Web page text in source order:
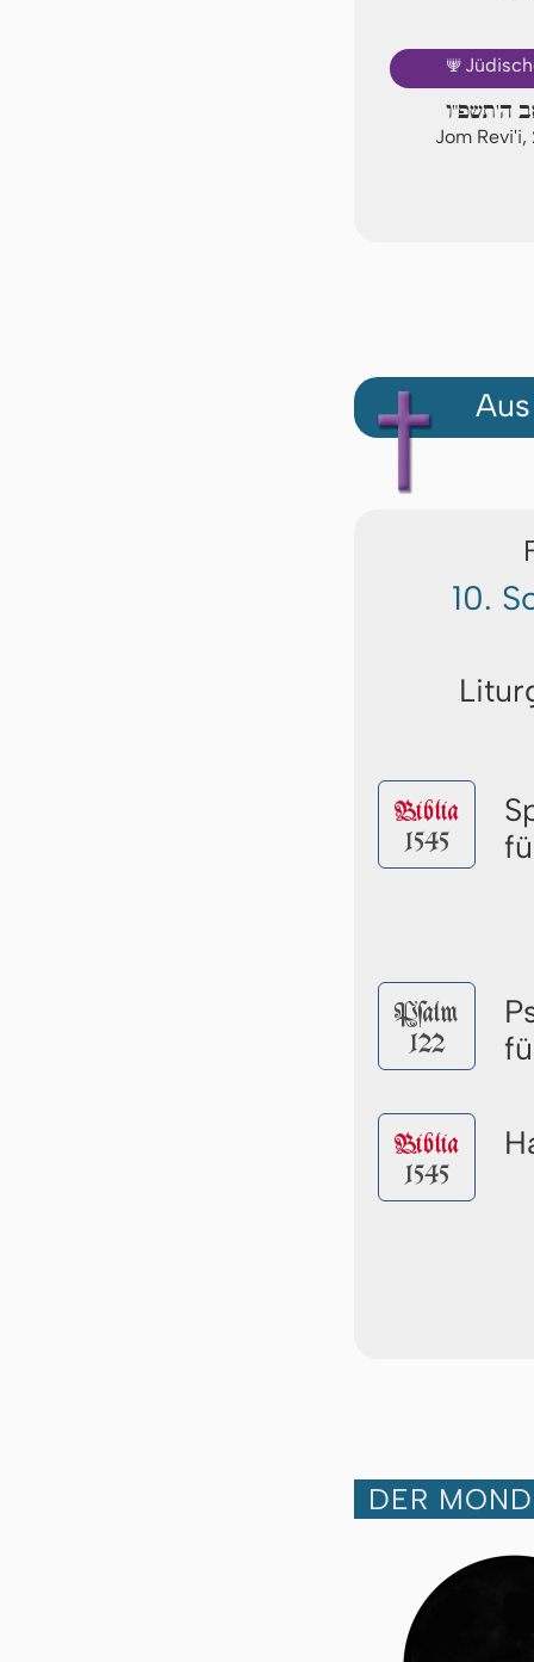
🕎
ה'תשפ"ו
Jom
10.
Biblia
1545
Pſalm
122
Biblia
1545
DER